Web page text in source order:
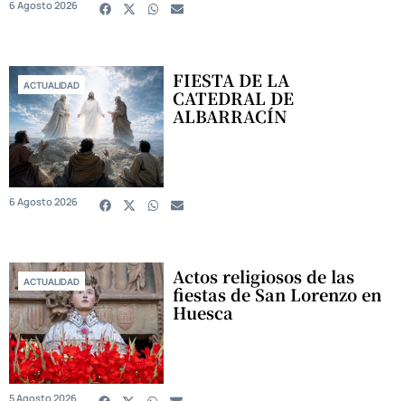
6 Agosto 2026
ACTUALIDAD FIESTA DE LA
CATEDRAL DE
ALBARRACÍN
6 Agosto 2026
ACTUALIDAD Actos religiosos de las
fiestas de San Lorenzo en
Huesca
5 Agosto 2026